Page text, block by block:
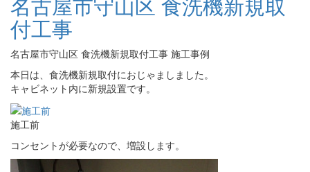
付工事
名古屋市守山区 食洗機新規取付工事 施工事例
本日は、食洗機新規取付におじゃましました。
キャビネット内に新規設置です。
施工前
コンセントが必要なので、増設します。